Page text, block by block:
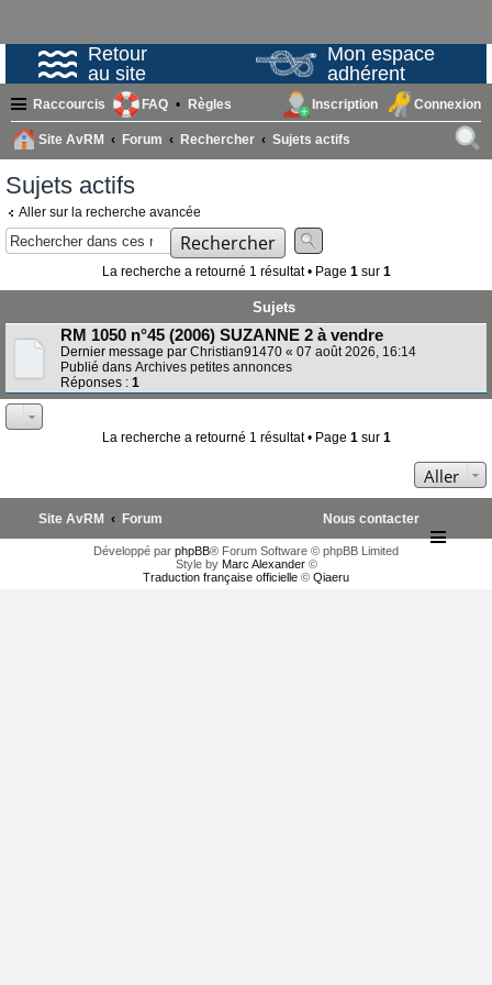
Retour
au site
Mon espace
adhérent
Raccourcis FAQ Règles Connexion
Inscription
Site AvRM Forum Rechercher
Sujets actifs
Sujets actifs
Aller sur la recherche avancée
Rechercher
La recherche a retourné 1 résultat • Page 1sur 1
Sujets
RM 1050 n°45 (2006) SUZANNE 2 à vendre
Dernier message par Christian91470 « 07 août 2026, 16:14
Publié dans Archives petites annonces
Réponses : 1
La recherche a retourné 1 résultat • Page 1sur 1
Aller
Site AvRM Forum Nous contacter
Développé par phpBB® Forum Software © phpBB Limited
Style by Marc Alexander©
Traduction française officielle © Qiaeru